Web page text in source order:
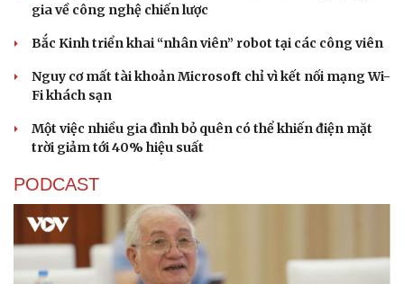
gia về công nghệ chiến lược
Bắc Kinh triển khai “nhân viên” robot tại các công viên
Nguy cơ mất tài khoản Microsoft chỉ vì kết nối mạng Wi-
Fi khách sạn
Một việc nhiều gia đình bỏ quên có thể khiến điện mặt
trời giảm tới 40% hiệu suất
PODCAST